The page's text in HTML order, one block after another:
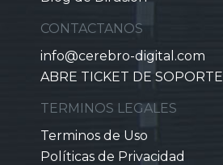
CONTACTANOS
info@cerebro-digital.com
ABRE TICKET DE SOPORTE
TERMINOS LEGALES
Terminos de Uso
Políticas de Privacidad